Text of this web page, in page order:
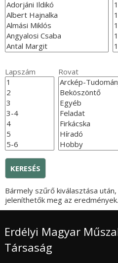
Lapszám Rovat
Bármely szűrő kiválasztása
jeleníthetők meg az eredmények.
Erdélyi Magyar
Társaság